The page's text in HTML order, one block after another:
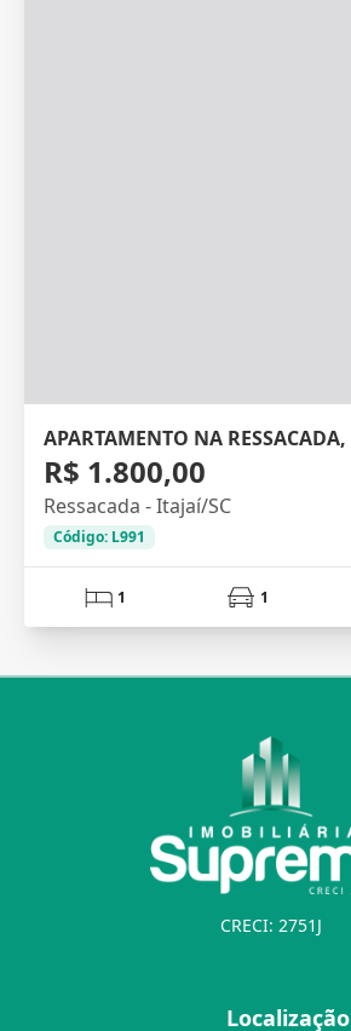
R$ 1.800,00
Ressacada - Itajaí/SC
Código: L991
1 1
CRECI: 2751J
Localização